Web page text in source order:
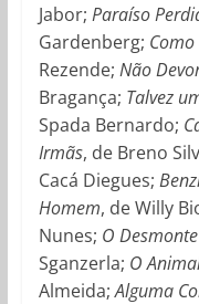
Jabor; Paraíso
Gardenberg; Como
Rezende; Não
Bragança; Talvez
Spada Bernardo;
Irmãs, de Breno
Cacá Diegues;
Homem, de Willy
Nunes; O
Sganzerla; O
Almeida;Alguma